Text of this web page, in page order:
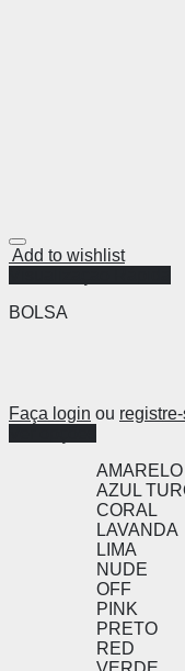
Add to wishlist
BOLSA
Faça login ou
AMARELO
AZUL
CORAL
LAVANDA
LIMA
NUDE
OFF
PINK
PRETO
RED